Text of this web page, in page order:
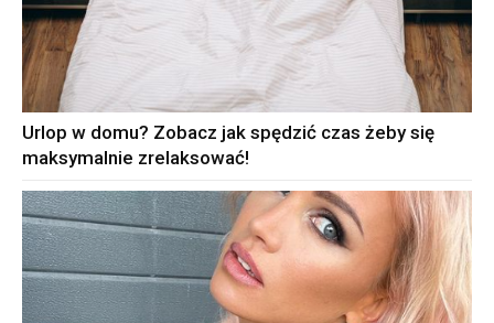
Urlop w domu? Zobacz jak spędzić czas żeby się
maksymalnie zrelaksować!